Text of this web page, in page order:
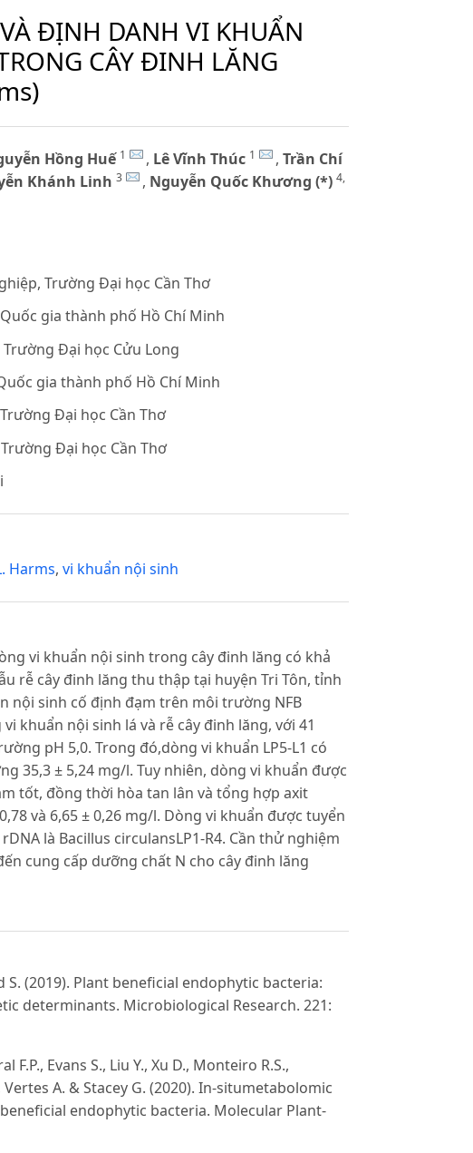
ĐỊNH DANH VI KHUẨN
CÂY ĐINH LĂNG
Hồng Huế 1 , Lê Vĩnh Thúc 1 , Trần Chí
Khánh Linh 3 , Nguyễn Quốc Khương (*) 4,
Trường Đại học Cần Thơ
gia thành phố Hồ Chí Minh
Đại học Cửu Long
gia thành phố Hồ Chí Minh
Đại học Cần Thơ
Đại học Cần Thơ
Harms, vi khuẩn nội sinh
vi khuẩn nội sinh trong cây đinh lăng có khả
rễ cây đinh lăng thu thập tại huyện Tri Tôn, tỉnh
nội sinh cố định đạm trên môi trường NFB
khuẩn nội sinh lá và rễ cây đinh lăng, với 41
pH 5,0. Trong đó,dòng vi khuẩn LP5-L1 có
35,3 ± 5,24 mg/l. Tuy nhiên, dòng vi khuẩn được
tốt, đồng thời hòa tan lân và tổng hợp axit
và 6,65 ± 0,26 mg/l. Dòng vi khuẩn được tuyển
là Bacillus circulansLP1-R4. Cần thử nghiệm
cung cấp dưỡng chất N cho cây đinh lăng
S. (2019). Plant beneficial endophytic bacteria:
determinants. Microbiological Research. 221:
F.P., Evans S., Liu Y., Xu D., Monteiro R.S.,
Vertes A. & Stacey G. (2020). In-situmetabolomic
endophytic bacteria. Molecular Plant-